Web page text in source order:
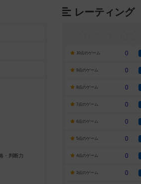
レーティング
10点のゲーム 0
9点のゲーム 0
8点のゲーム 0
7点のゲーム 0
6点のゲーム 0
5点のゲーム 0
4点のゲーム 0
3点のゲーム 0